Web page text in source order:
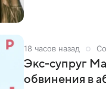
18 часов назад
Экс-супруг
обвинения в